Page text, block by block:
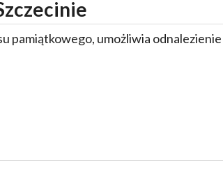
pamiątkowego, umożliwia